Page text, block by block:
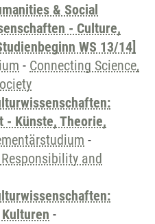
& Social
- Culture,
WS 13/14]
- Connecting Science,
- Künste, Theorie,
-
and
-